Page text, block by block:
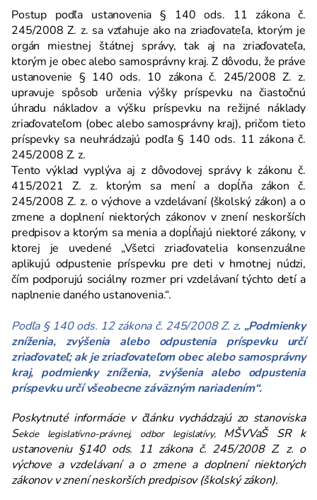
Postup podľa ustanovenia § 140 ods. 11 zákona č.
245/2008 Z. z. sa vzťahuje ako na zriaďovateľa, ktorým je
orgán miestnej štátnej správy, tak aj na zriaďovateľa,
ktorým je obec alebo samosprávny kraj. Z dôvodu, že práve
ustanovenie § 140 ods. 10 zákona č. 245/2008 Z. z.
upravuje spôsob určenia výšky príspevku na čiastočnú
úhradu nákladov a výšku príspevku na režijné náklady
zriaďovateľom (obec alebo samosprávny kraj), pričom tieto
príspevky sa neuhrádzajú podľa § 140 ods. 11 zákona č.
245/2008 Z. z.
Tento výklad vyplýva aj z dôvodovej správy k zákonu č.
415/2021 Z. z. ktorým sa mení a dopĺňa zákon č.
245/2008 Z. z. o výchove a vzdelávaní (školský zákon) a o
zmene a doplnení niektorých zákonov v znení neskorších
predpisov a ktorým sa menia a dopĺňajú niektoré zákony, v
ktorej je uvedené „Všetci zriaďovatelia konsenzuálne
aplikujú odpustenie príspevku pre deti v hmotnej núdzi,
čím podporujú sociálny rozmer pri vzdelávaní týchto detí a
naplnenie daného ustanovenia.“.
Podľa § 140 ods. 12 zákona č. 245/2008 Z. z. „Podmienky
zníženia, zvýšenia alebo odpustenia príspevku určí
zriaďovateľ; ak je zriaďovateľom obec alebo samosprávny
kraj, podmienky zníženia, zvýšenia alebo odpustenia
príspevku určí všeobecne záväzným nariadením“.
Poskytnuté informácie v článku vychádzajú zo stanoviska
Sekcie legislatívno-právnej, odbor legislatívy, MŠVVaŠ SR k
ustanoveniu §140 ods. 11 zákona č. 245/2008 Z. z. o
výchove a vzdelávaní a o zmene a doplnení niektorých
zákonov v znení neskorších predpisov (školský zákon).